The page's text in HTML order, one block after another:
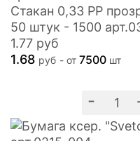
Стакан 0,33 PP
50 штук - 1500
1.77 руб
1.68 руб - от 7500 шт
-